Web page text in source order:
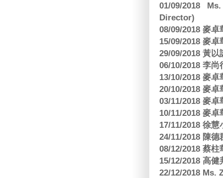
01/09/2018
Director)
08/09/2018 麥
15/09/2018 麥
29/09/2018 黃
06/10/2018 李
13/10/2018 麥
20/10/2018 麥
03/11/2018 麥
10/11/2018 麥
17/11/2018 徐
24/11/2018 陳
08/12/2018 蔡
15/12/2018 高
22/12/2018 Ms.